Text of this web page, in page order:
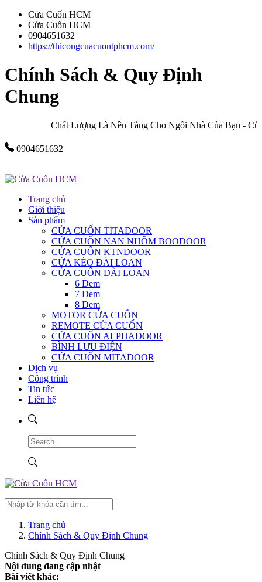
Cửa Cuốn HCM
Cửa Cuốn HCM
0904651632
https://thicongcuacuontphcm.com/
Chính Sách & Quy Định
Chung
Chất Lượng Là Nền Tảng Cho Ngôi Nhà Của Bạn -
0904651632
Trang chủ
Giới thiệu
Sản phẩm
CỬA CUỐN TITADOOR
CỬA CUỐN NAN NHÔM BOODOOR
CỬA CUỐN KTNDOOR
CỬA KÉO ĐÀI LOAN
CỬA CUỐN ĐÀI LOAN
6 Dem
7 Dem
8 Dem
MOTOR CỬA CUỐN
REMOTE CỬA CUỐN
CỬA CUỐN ALPHADOOR
BÌNH LƯU ĐIỆN
CỬA CUỐN MITADOOR
Dịch vụ
Công trình
Tin tức
Liên hệ
Trang chủ
Chính Sách & Quy Định Chung
Chính Sách & Quy Định Chung
Nội dung đang cập nhật
Bài viết khác: